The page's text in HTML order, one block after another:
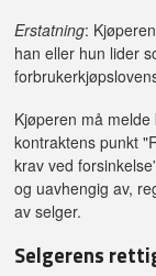
Erstatning:
han eller hun lider
Kjøperen må
kontraktens punkt
krav ved
og uavhengig av,
av selger.
Selgerens